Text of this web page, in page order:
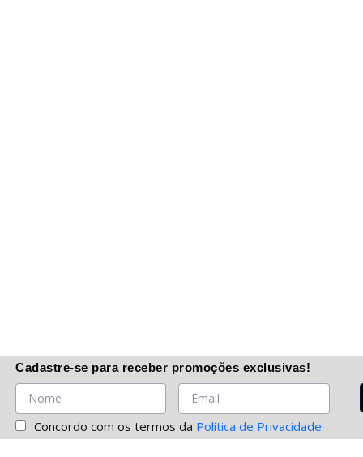
Cadastre-se para receber promoções exclusivas!
Concordo com os termos da Política de Privacidade